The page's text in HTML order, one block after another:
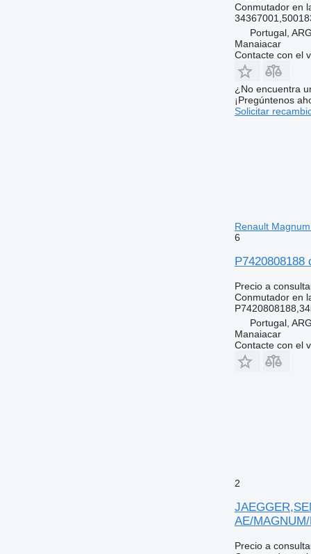
Conmutador en
Portugal,
Manaiacar
Contacte con el
¿No encuentra
¡Pregúntenos
Solicitar
Renault
6
P7420808188
Precio a
Conmutador en
Portugal,
Manaiacar
Contacte con el
2
AE/
Precio a